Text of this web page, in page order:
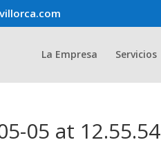
La Empresa Servicios
05 at 12.55.54